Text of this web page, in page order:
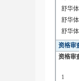
舒华
舒华
舒华
资格审
资格审
1